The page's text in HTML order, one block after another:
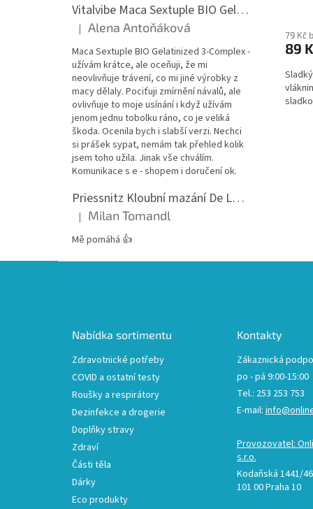
Vitalvibe Maca Sextuple BIO Gelatinized 3-Complex, 60 kapslí
Hodnocení produktu je 5 z 5 hvězdiček.
| Alena Antoňáková
Maca Sextuple BIO Gelatinized 3-Complex -
užívám krátce, ale oceňuji, že mi
neovlivňuje trávení, co mi jiné výrobky z
macy dělaly. Pociťuji zmírnění návalů, ale
ovlivňuje to moje usínání i když užívám
jenom jednu tobolku ráno, co je veliká
škoda. Ocenila bych i slabší verzi. Nechci
si prášek sypat, nemám tak přehled kolik
jsem toho užila. Jinak vše chválím.
Komunikace s e - shopem i doručení ok.
Priessnitz Kloubní mazání De Luxe, 200ml
Hodnocení produktu je 5 z 5 hvězdiček.
| Milan Tomandl
Mě pomáhá 👍
79 Kč
89
Nabídka sortimentu
Zdravotnické potřeby
COVID a ostatní testy
Roušky a respirátory
Dezinfekce a drogerie
Doplňky stravy
Zdraví
Části těla
Dárky
Eco produkty
Kontakty
Zákaznická
po - pá 9:00-15:00
Tel.: 253 253 753
E-mail:
Provozovatel:
s.r.o.
Kodaňská 1441/
101 00 Praha 10